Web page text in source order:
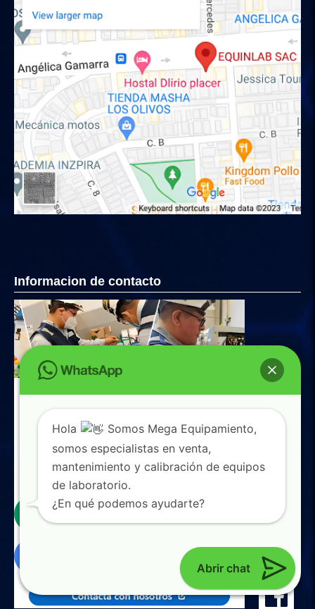
Informacion de contacto
Abrir chat
Hola
Somos Mega Equipamiento,
somos especialistas en venta,
mantenimiento y calibración de equipos
de laboratorio.
¿En qué podemos ayudarte?